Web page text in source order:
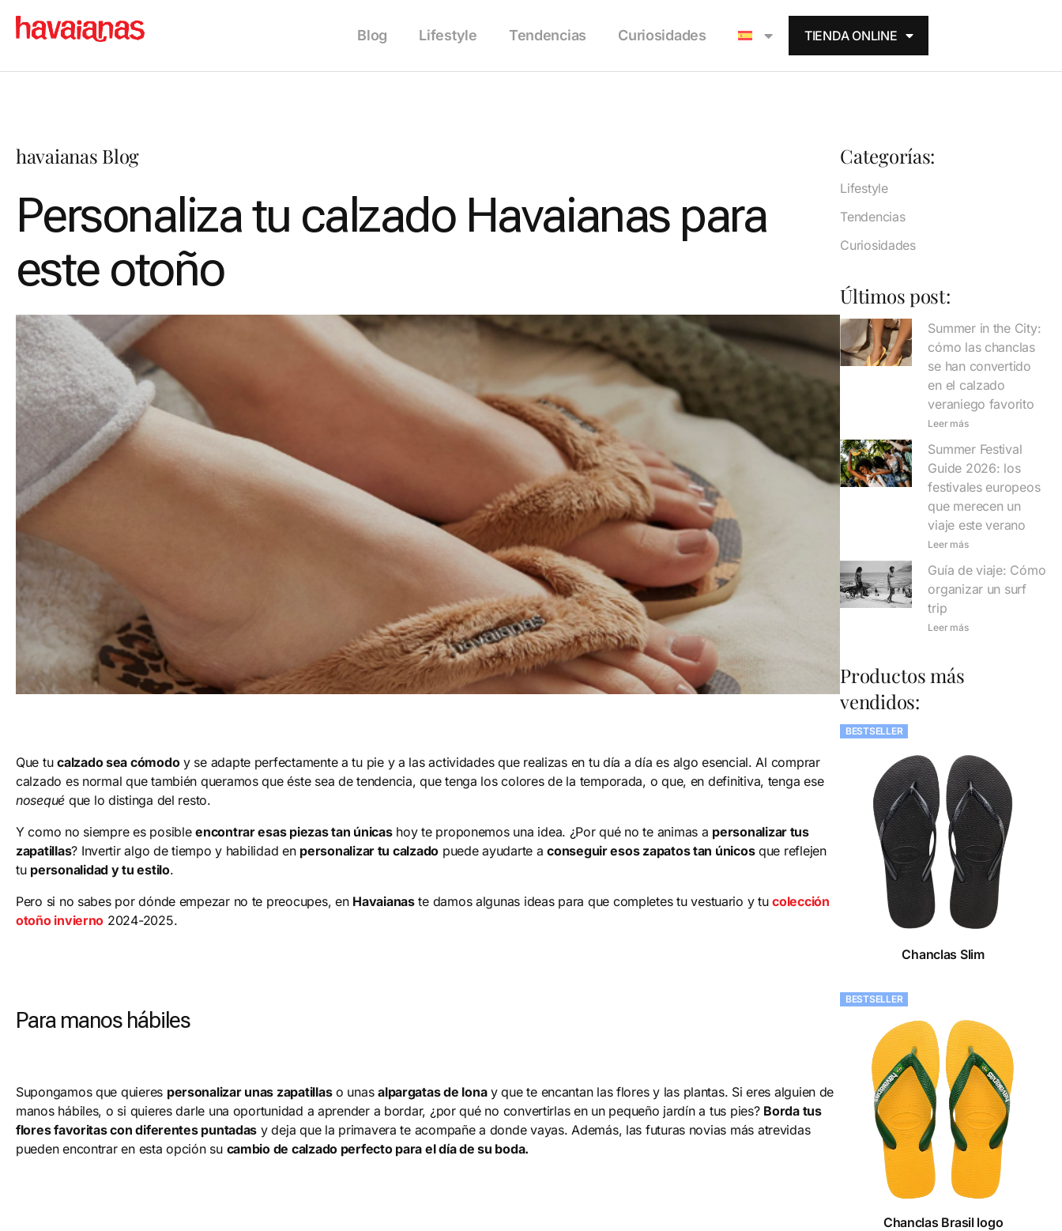
Blog Lifestyle Tendencias Curiosidades TIENDA ONLINE
havaianas Blog
Personaliza tu calzado Havaianas para
este otoño
Que tucalzado sea cómodoy se adapte perfectamente a tu pie y a las actividades que realizas en tu día a día es algo esencial. Al comprar
calzado es normal que también queramos que éste sea de tendencia, que tenga los colores de la temporada, o que, en definitiva, tenga ese
nosequé que lo distinga del resto.
Y como no siempre es posibleencontrar esas piezas tan únicashoy te proponemos una idea. ¿Por qué no te animas a personalizar tus
zapatillas? Invertir algo de tiempo y habilidad en personalizar tu calzado puede ayudarte aconseguir esos zapatos tan únicosque reflejen
tu personalidad y tu estilo.
Pero si no sabes por dónde empezar no te preocupes, en Havaianaste damos algunas ideas para que completes tu vestuario y tucolección
otoño invierno 2024-2025.
Para manos hábiles
Supongamos que quieres personalizar unas zapatillaso unasalpargatas de lonay que te encantan las flores y las plantas. Si eres alguien de
manos hábiles, o si quieres darle una oportunidad a aprender a bordar, ¿por qué no convertirlas en un pequeño jardín a tus pies? Borda tus
flores favoritas con diferentes puntadas y deja que la primavera te acompañe a donde vayas. Además, las futuras novias más atrevidas
pueden encontrar en esta opción su cambio de calzado perfecto para el día de su boda.
Categorías:
Lifestyle
Tendencias
Curiosidades
Últimos post:
Summer in the City:
cómo las chanclas
se han convertido
en el calzado
veraniego favorito
Leer más
Summer Festival
Guide 2026: los
festivales europeos
que merecen un
viaje este verano
Leer más
Guía de viaje: Cómo
organizar un surf
trip
Leer más
Productos más
vendidos:
BESTSELLER
Chanclas Slim
BESTSELLER
Chanclas Brasil logo